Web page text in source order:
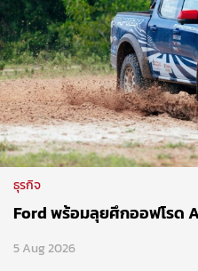
ธุรกิจ
Ford พร้อมลุยศึกออฟโรด
5 Aug 2026